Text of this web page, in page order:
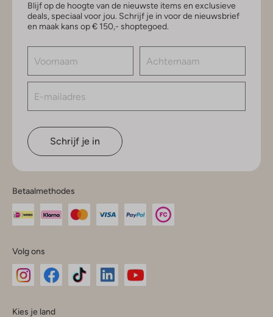
Blijf op de hoogte van de nieuwste items en exclusieve
deals, speciaal voor jou. Schrijf je in voor de nieuwsbrief
en maak kans op € 150,- shoptegoed.
Schrijf je in
Betaalmethodes
Volg ons
Kies je land